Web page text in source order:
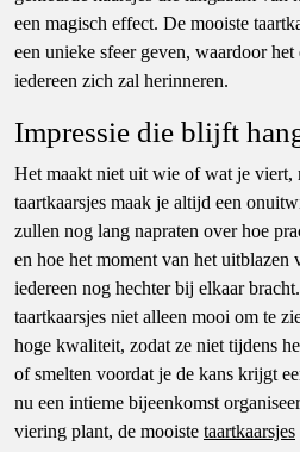
een magisch effect. De mooiste
een unieke sfeer geven, waardoor
iedereen zich zal herinneren.
Impressie die blijft
Het maakt niet uit wie of wat je viert,
taartkaarsjes maak je altijd een
zullen nog lang napraten over hoe
en hoe het moment van het uitblazen
iedereen nog hechter bij elkaar
taartkaarsjes niet alleen mooi om te
hoge kwaliteit, zodat ze niet tijdens
of smelten voordat je de kans krijgt
nu een intieme bijeenkomst
viering plant, de mooiste taartkaarsjes